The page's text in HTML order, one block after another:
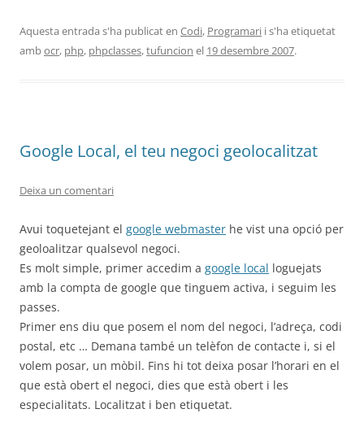
Aquesta entrada s'ha publicat en Codi, Programari i s'ha etiquetat
ambocr, php, phpclasses,tufuncion el 19 desembre 2007.
Google Local, el teu negoci geolocalitzat
Deixa un comentari
Avui toquetejant el google webmaster he vist una opció per
geoloalitzar qualsevol negoci.
Es molt simple, primer accedim a google local loguejats
amb la compta de google que tinguem activa, i seguim les
passes.
Primer ens diu que posem el nom del negoci, l’adreça, codi
postal, etc … Demana també un telèfon de contacte i, si el
volem posar, un mòbil. Fins hi tot deixa posar l’horari en el
que està obert el negoci, dies que està obert i les
especialitats. Localitzat i ben etiquetat.